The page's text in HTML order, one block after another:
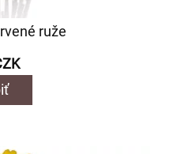
ruže